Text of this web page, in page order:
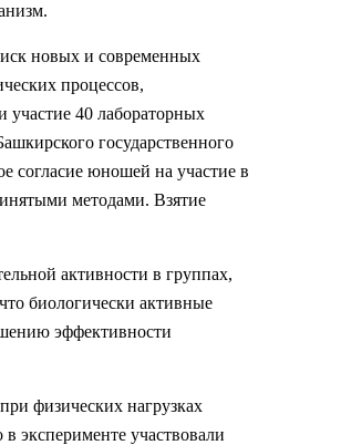
новых и современных
процессов,
участие 40 лабораторных
государственного
согласие юношей на участие в
методами. Взятие
активности в группах,
биологически активные
эффективности
физических нагрузках
эксперименте участвовали